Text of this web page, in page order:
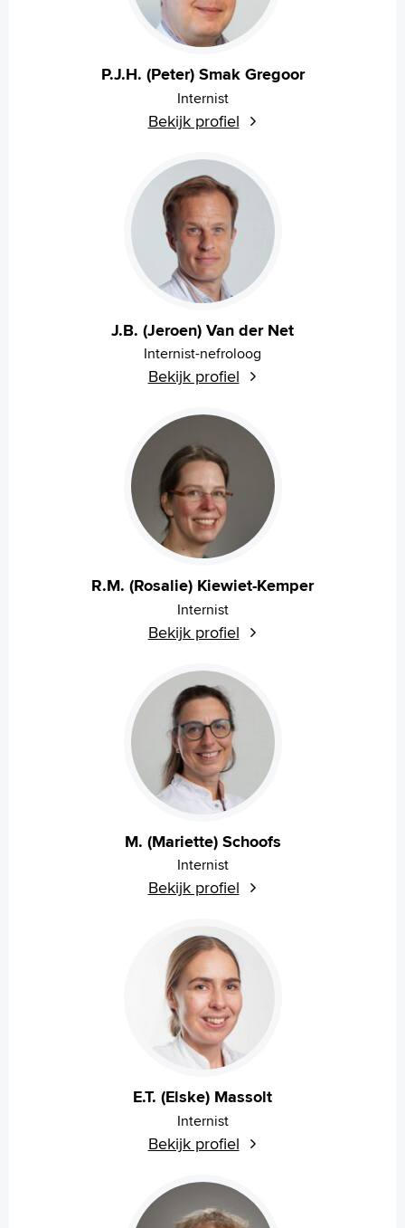
P.J.H. (Peter) Smak Gregoor
Internist
Bekijk profiel
J.B. (Jeroen) Van der Net
Internist-nefroloog
Bekijk profiel
R.M. (Rosalie) Kiewiet-Kemper
Internist
Bekijk profiel
M. (Mariette) Schoofs
Internist
Bekijk profiel
E.T. (Elske) Massolt
Internist
Bekijk profiel